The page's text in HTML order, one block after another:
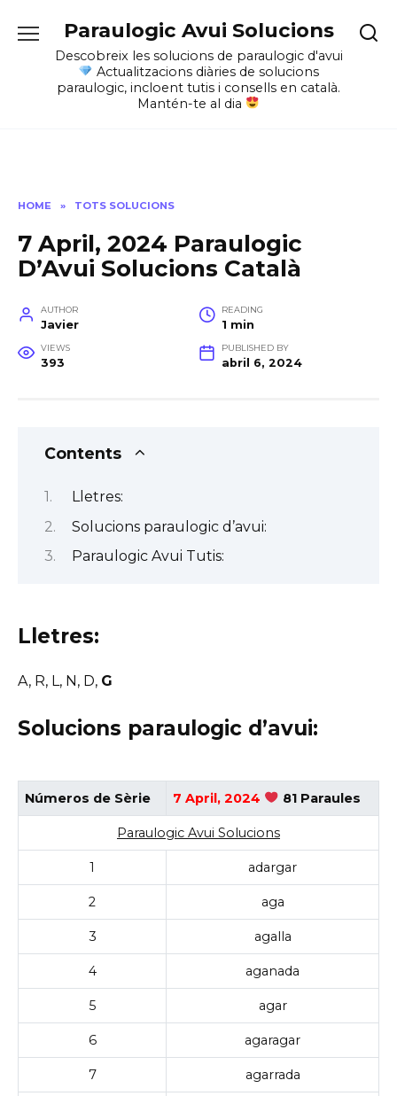
content
Paraulogic Avui Solucions
Descobreix les solucions de paraulogic d'avui
Actualitzacions diàries de solucions
paraulogic, incloent tutis i consells en català.
Mantén-te al dia
HOME » TOTS SOLUCIONS
7 April, 2024 Paraulogic
D’Avui Solucions Català
AUTHOR
Javier
READING
1 min
VIEWS
393
PUBLISHED BY
abril 6, 2024
Contents
Lletres:
Solucions paraulogic d’avui:
Paraulogic Avui Tutis:
Lletres:
A, R, L, N, D, G
Solucions paraulogic d’avui:
Números de Sèrie 7 April, 2024 81 Paraules
Paraulogic Avui Solucions
1 adargar
2 aga
3 agalla
4 aganada
5 agar
6 agaragar
7 agarrada